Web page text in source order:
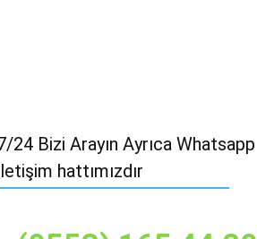
24 Bizi Arayın Ayrıca Whatsapp
hattımızdır